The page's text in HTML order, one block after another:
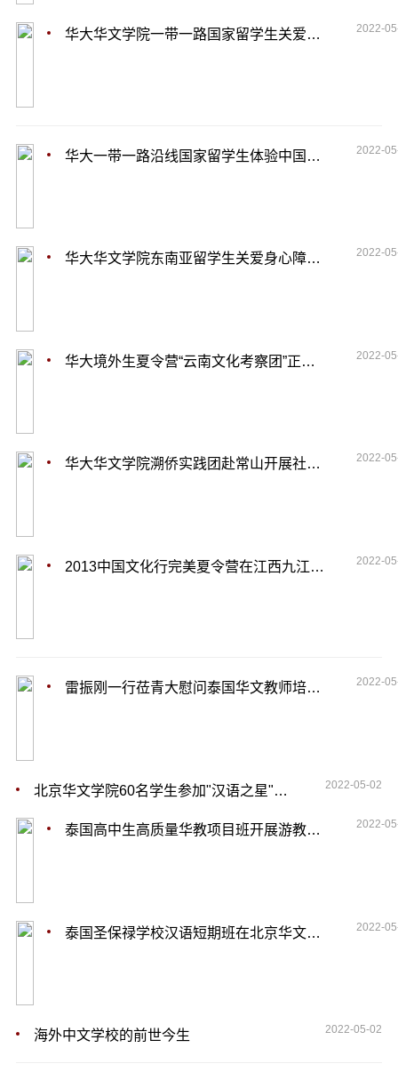
华大华文学院一带一路国家留学生关爱留守儿童 2022-
华大一带一路沿线国家留学生体验中国茶文化 2022-
华大华文学院东南亚留学生关爱身心障碍儿童 2022-
华大境外生夏令营“云南文化考察团”正式开营 2022-
华大华文学院溯侨实践团赴常山开展社会实践 2022-
2013中国文化行完美夏令营在江西九江学院闭营 2022-
雷振刚一行莅青大慰问泰国华文教师培训班学员 2022-
北京华文学院60名学生参加"汉语之星"大赛海选 2022-05-02
泰国高中生高质量华教项目班开展游教活动 2022-
泰国圣保禄学校汉语短期班在北京华文学院开班 2022-
海外中文学校的前世今生 2022-05-02